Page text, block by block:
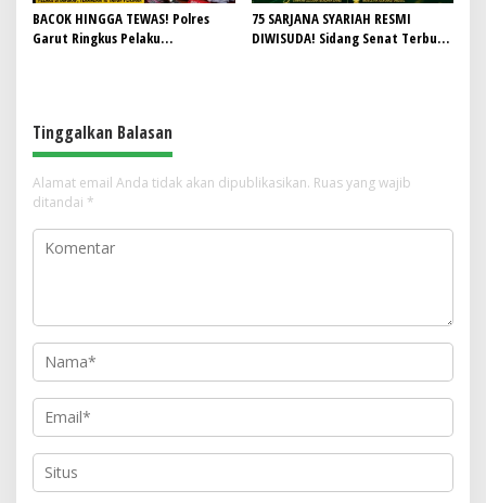
BACOK HINGGA TEWAS! Polres
Garut Ringkus Pelaku
75 SARJANA SYARIAH RESMI
DIWISUDA! Sidang Senat Terbuka
Tinggalkan Balasan
Alamat email Anda tidak akan dipublikasikan. Ruas yang wajib
ditandai *